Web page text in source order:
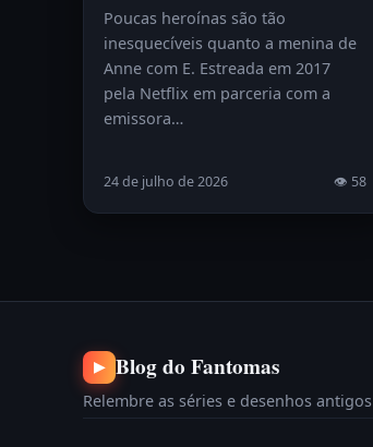
Poucas heroínas são tão
inesquecíveis quanto a menina de
Anne com E. Estreada em 2017
pela Netflix em parceria com a
emissora…
24 de julho de 2026 👁 58
▶ Blog do Fantomas
Relembre as séries e desenhos antigos